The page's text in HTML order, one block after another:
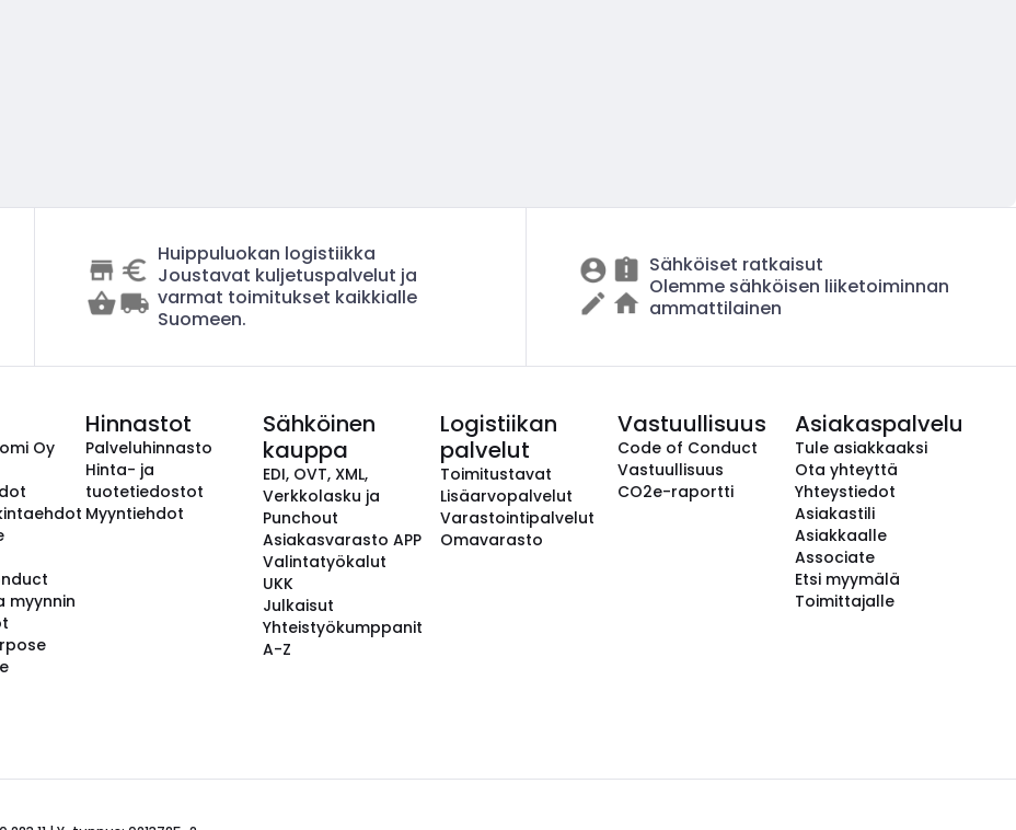
Huippuluokan logistiikka
Joustavat kuljetuspalvelut ja
varmat toimitukset kaikkialle
Suomeen.
Sähköiset ratkaisut
Olemme sähköisen liiketoiminnan
ammattilainen
Oy
myynnin
Hinnastot
Palveluhinnasto
Hinta- ja
tuotetiedostot
Myyntiehdot
Sähköinen
kauppa
EDI, OVT, XML,
Verkkolasku ja
Punchout
Asiakasvarasto APP
Valintatyökalut
UKK
Julkaisut
Yhteistyökumppanit
A-Z
Logistiikan
palvelut
Toimitustavat
Lisäarvopalvelut
Varastointipalvelut
Omavarasto
Vastuullisuus
Code of Conduct
Vastuullisuus
CO2e-raportti
Asiakaspalvelu
Tule asiakkaaksi
Ota yhteyttä
Yhteystiedot
Asiakastili
Asiakkaalle
Associate
Etsi myymälä
Toimittajalle